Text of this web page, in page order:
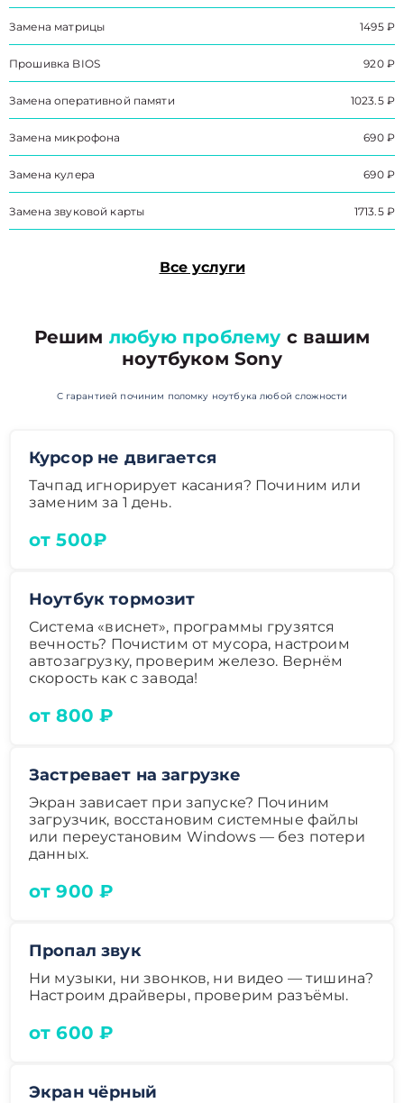
Замена матрицы 1495 ₽
Прошивка BIOS 920 ₽
Замена оперативной памяти 1023.5 ₽
Замена микрофона 690 ₽
Замена кулера 690 ₽
Замена звуковой карты 1713.5 ₽
Все услуги
Решим любую проблему с вашим
ноутбуком Sony
С гарантией починим поломку ноутбука любой сложности
Курсор не двигается
Тачпад игнорирует касания? Починим или
заменим за 1 день.
от 500₽
Ноутбук тормозит
Система «виснет», программы грузятся
вечность? Почистим от мусора, настроим
автозагрузку, проверим железо. Вернём
скорость как с завода!
от 800 ₽
Застревает на загрузке
Экран зависает при запуске? Починим
загрузчик, восстановим системные файлы
или переустановим Windows — без потери
данных.
от 900 ₽
Пропал звук
Ни музыки, ни звонков, ни видео — тишина?
Настроим драйверы, проверим разъёмы.
от 600 ₽
Экран чёрный